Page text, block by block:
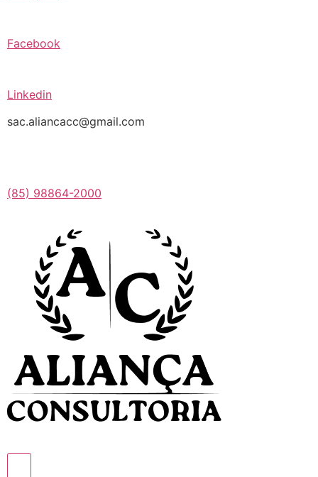
Facebook
Linkedin
sac.aliancacc@gmail.com
(85) 98864-2000